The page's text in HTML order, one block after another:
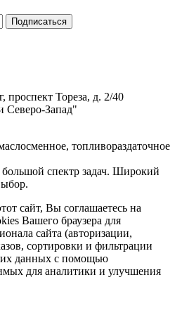
проспект Тореза, д. 2/40
Запад"
топливораздаточное
спектр задач. Широкий
сайт, Вы соглашаетесь на
Вашего браузера для
сайта (авторизации,
сортировки и фильтрации
данных с помощью
для аналитики и улучшения